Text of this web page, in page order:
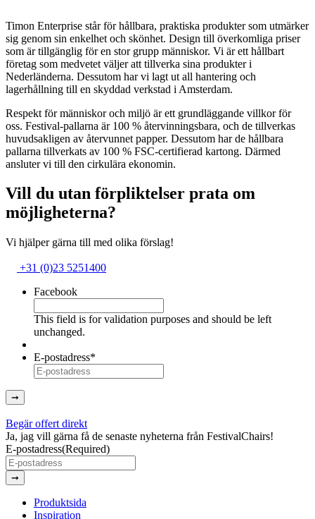
Timon Enterprise står för hållbara, praktiska produkter som utmärker
sig genom sin enkelhet och skönhet. Design till överkomliga priser
som är tillgänglig för en stor grupp människor. Vi är ett hållbart
företag som medvetet väljer att tillverka sina produkter i
Nederländerna. Dessutom har vi lagt ut all hantering och
lagerhållning till en skyddad verkstad i Amsterdam.
Respekt för människor och miljö är ett grundläggande villkor för
oss. Festival-pallarna är 100 % återvinningsbara, och de tillverkas
huvudsakligen av återvunnet papper. Dessutom har de hållbara
pallarna tillverkats av 100 % FSC-certifierad kartong. Därmed
ansluter vi till den cirkulära ekonomin.
Vill du utan förpliktelser prata om
möjligheterna?
Vi hjälper gärna till med olika förslag!
+31 (0)23 5251400
Facebook
This field is for validation purposes and should be left
unchanged.
E-postadress*
➞
Begär offert direkt
Ja, jag vill gärna få de senaste nyheterna från FestivalChairs!
E-postadress(Required)
➞
Produktsida
Inspiration